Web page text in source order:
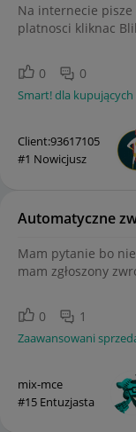
Na internecie pisze
platnosci kliknac
0 0
Smart! dla kupujących
Client:93617105
#1 Nowicjusz
Automatyczne
Mam pytanie bo
mam zgłoszony
0 1
Zaawansowani
mix-mce
#15 Entuzjasta